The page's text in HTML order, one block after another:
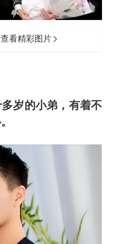
看精彩图片
岁的小弟，有着不